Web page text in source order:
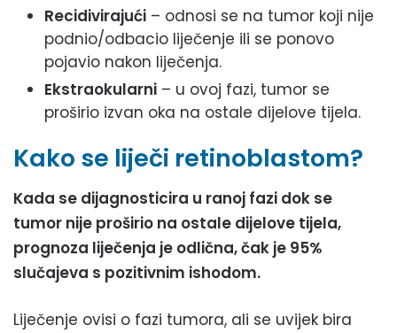
Recidivirajući – odnosi se na tumor koji nije
podnio/odbacio liječenje ili se ponovo
pojavio nakon liječenja.
Ekstraokularni – u ovoj fazi, tumor se
proširio izvan oka na ostale dijelove tijela.
Kako se liječi retinoblastom?
Kada se dijagnosticira u ranoj fazi dok se
tumor nije proširio na ostale dijelove tijela,
prognoza liječenja je odlična, čak je 95%
slučajeva s pozitivnim ishodom.
Liječenje ovisi o fazi tumora, ali se uvijek bira